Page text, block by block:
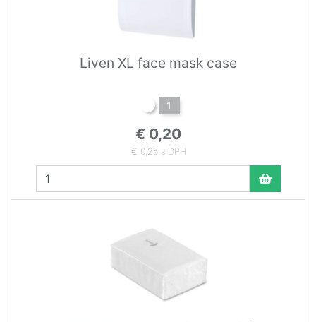
Liven XL face mask case
1
€ 0,20
€ 0,25 s DPH